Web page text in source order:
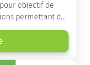
objectif de
permettant de
adaptée.